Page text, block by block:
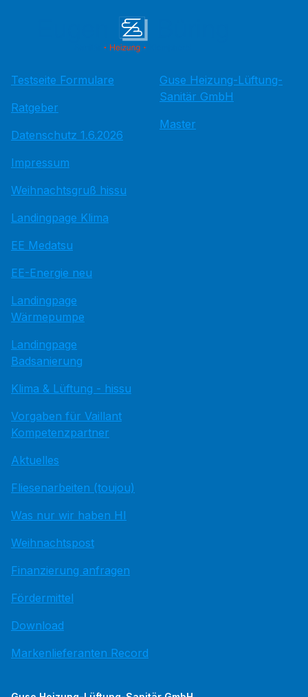
Testseite Formulare
Ratgeber
Datenschutz 1.6.2026
Impressum
Weihnachtsgruß hissu
Landingpage Klima
EE Medatsu
EE-Energie neu
Landingpage
Wärmepumpe
Landingpage
Badsanierung
Klima & Lüftung - hissu
Vorgaben für Vaillant
Kompetenzpartner
Aktuelles
Fliesenarbeiten (toujou)
Was nur wir haben HI
Weihnachtspost
Finanzierung anfragen
Fördermittel
Download
Markenlieferanten Record
Guse Heizung-Lüftung-
Sanitär GmbH
Master